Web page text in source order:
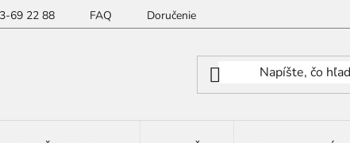
69 22 88 FAQ Doručenie